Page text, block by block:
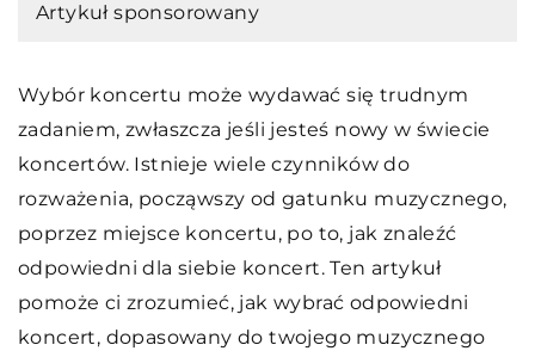
Artykuł sponsorowany
Wybór koncertu może wydawać się trudnym
zadaniem, zwłaszcza jeśli jesteś nowy w świecie
koncertów. Istnieje wiele czynników do
rozważenia, począwszy od gatunku muzycznego,
poprzez miejsce koncertu, po to, jak znaleźć
odpowiedni dla siebie koncert. Ten artykuł
pomoże ci zrozumieć, jak wybrać odpowiedni
koncert, dopasowany do twojego muzycznego